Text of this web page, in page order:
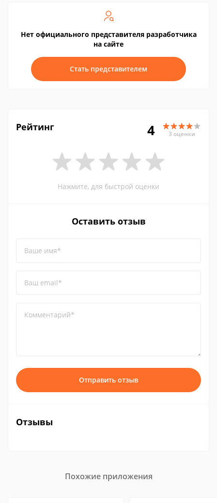
Нет официального представителя разработчика
на сайте
Стать представителем
Рейтинг 4 3 оценки
Нажмите, для быстрой оценки
Оставить отзыв
Ваше имя*
Ваш email*
Комментарий*
Отправить отзыв
Отзывы
Похожие приложения